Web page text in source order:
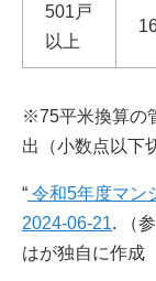
501戸
以上
※75平米換算の
出（小数点以下
“ 令和5年度マン
2024-06-21. （
はが独自に作成